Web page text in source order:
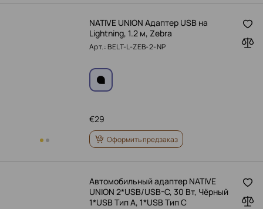
NATIVE UNION Адаптер USB на
Lightning, 1.2 м, Zebra
Арт.: BELT-L-ZEB-2-NP
29
€
Оформить предзаказ
Автомобильный адаптер NATIVE
UNION 2*USB/USB-C, 30 Вт, Чёрный
1*USB Тип A, 1*USB Тип C